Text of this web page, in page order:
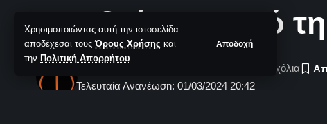
Χρησιμοποιώντας αυτή την ιστοσελίδα
αποδέχεσαι τουςΌρους Χρήσης και
την Πολιτική Απορρήτου.
Αποδοχή
Βραβεύτηκε από τη
Τελευταία Ανανέωση: 01/03/2024 20:42
Δεν υπάρχουν Σχόλια